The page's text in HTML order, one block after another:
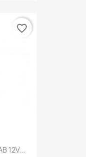
12V...
favorite_border